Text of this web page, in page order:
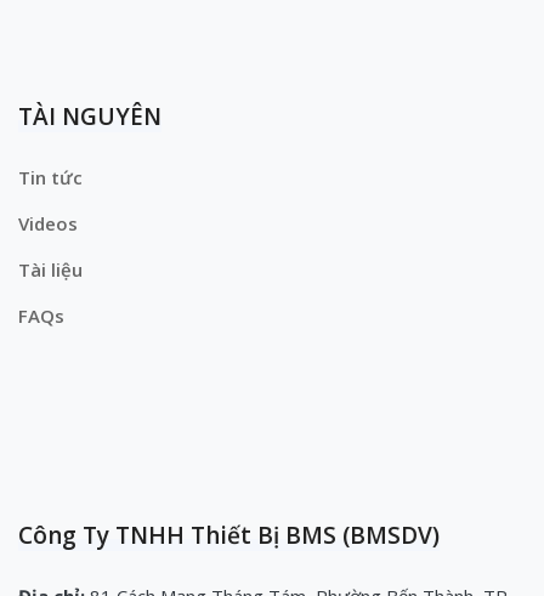
TÀI NGUYÊN
Tin tức
Videos
Tài liệu
FAQs
Công Ty TNHH Thiết Bị BMS (BMSDV)